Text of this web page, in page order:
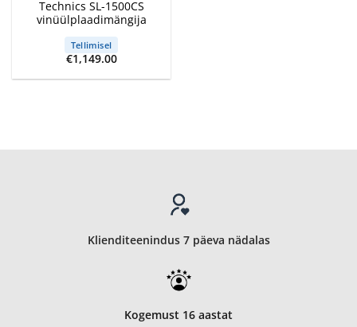
Technics SL-1500CS
vinüülplaadimängija
Tellimisel
€1,149.00
Klienditeenindus 7 päeva nädalas
Kogemust 16 aastat